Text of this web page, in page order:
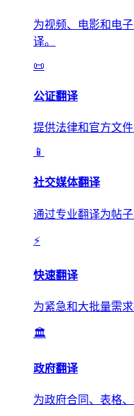
为视频、电影和电
译。
📜
公证翻译
提供法律和官方文
📱
社交媒体翻译
通过专业翻译为帖
⚡
快速翻译
为紧急和大批量需
🏛️
政府翻译
为政府合同、表格